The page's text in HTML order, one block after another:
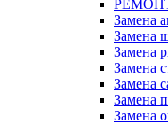
Замена
Замена
Замена
Замена
Замена
Замена
Замена